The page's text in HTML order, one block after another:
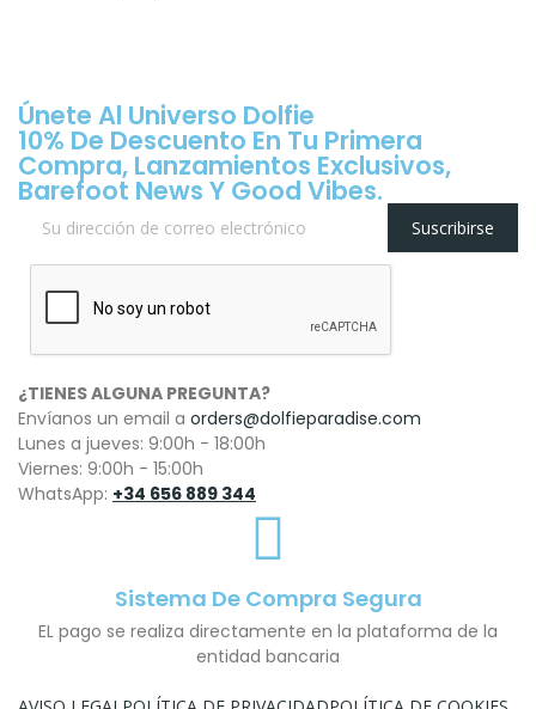
Únete Al Universo Dolfie
10% De Descuento En Tu Primera
Compra, Lanzamientos Exclusivos,
Barefoot News Y Good Vibes.
Suscribirse
¿TIENES ALGUNA PREGUNTA?
Envíanos un email a orders@dolfieparadise.com
Lunes a jueves: 9:00h - 18:00h
Viernes: 9:00h - 15:00h
WhatsApp: +34 656 889 344
Sistema De Compra Segura
EL pago se realiza directamente en la plataforma de la
entidad bancaria